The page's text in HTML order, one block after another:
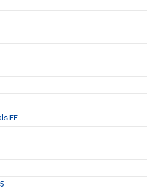
FF